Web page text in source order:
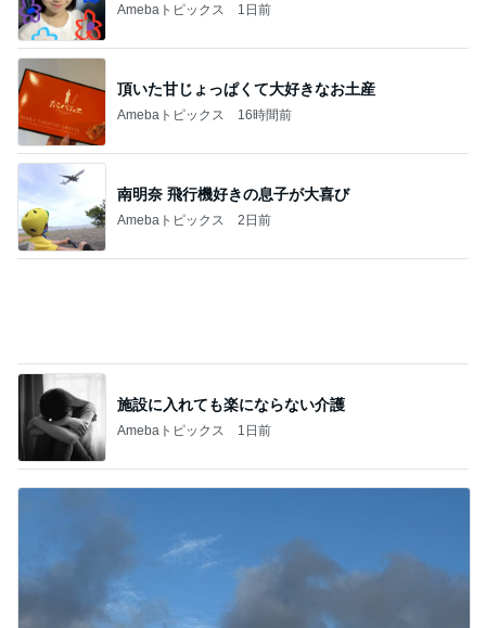
Amebaトピックス 16時間前
南明奈 飛行機好きの息子が大喜び
Amebaトピックス 2日前
施設に入れても楽にならない介護
Amebaトピックス 1日前
1日前
記事を読む